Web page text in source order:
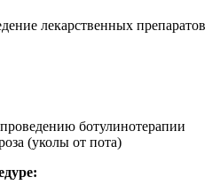
лекарственных препаратов
ботулинотерапии
(уколы от пота)